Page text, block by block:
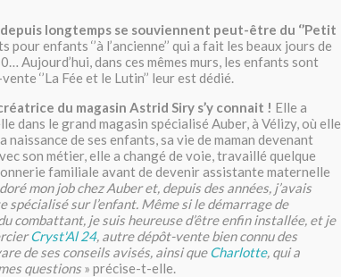
longtemps se souviennent peut-être du ‘’Petit
pour enfants ‘’à l’ancienne’’ qui a fait les beaux jours de
Aujourd’hui, dans ces mêmes murs, les enfants sont
‘’La Fée et le Lutin’’ leur est dédié.
du magasin Astrid Siry s’y connait ! Elle a
dans le grand magasin spécialisé Auber, à Vélizy, où elle
naissance de ses enfants, sa vie de maman devenant
son métier, elle a changé de voie, travaillé quelque
familiale avant de devenir assistante maternelle
mon job chez Auber et, depuis des années, j’avais
spécialisé sur l’enfant. Même si le démarrage de
combattant, je suis heureuse d’être enfin installée, et je
Cryst'Al 24, autre dépôt-vente bien connu des
de ses conseils avisés, ainsi queCharlotte, qui a
questions » précise-t-elle.